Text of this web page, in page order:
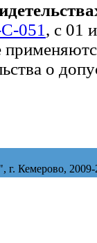
051 , с 01
о
Кемерово, 2009-